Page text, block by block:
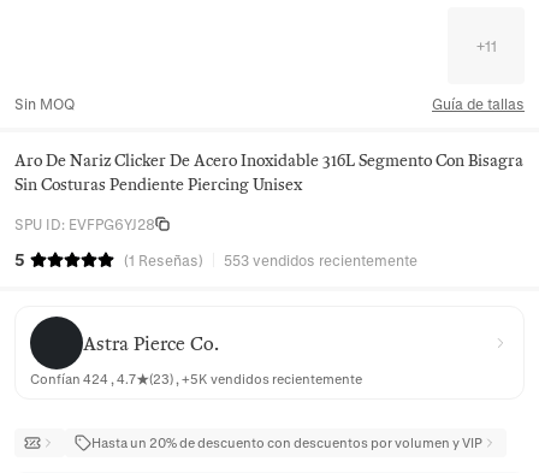
+11
Sin MOQ Guía de tallas
Aro De Nariz Clicker De Acero Inoxidable 316L Segmento Con Bisagra
Sin Costuras Pendiente Piercing Unisex
SPU ID: EVFPG6YJ28
5 (1 Reseñas) 553 vendidos recientemente
Astra Pierce Co.
Astra Pierce Co.
Confían 424 , 4.7★(23) , +5K vendidos recientemente
Hasta un 20% de descuento con descuentos por volumen y VIP